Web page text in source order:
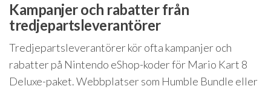
Kampanjer och rabatter från
tredjepartsleverantörer
Tredjepartsleverantörer kör ofta kampanjer och
rabatter på Nintendo eShop-koder för Mario Kart 8
Deluxe-paket. Webbplatser som Humble Bundle eller